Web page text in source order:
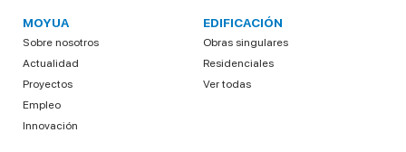
MOYUA
Sobre nosotros
Actualidad
Proyectos
Empleo
Innovación
EDIFICACIÓN
Obras singulares
Residenciales
Ver todas